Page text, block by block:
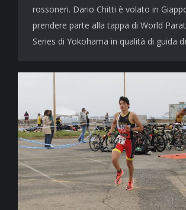
rossoneri. Dario Chitti è volato in
prendere parte alla tappa di World
Series di Yokohama in qualità di guida